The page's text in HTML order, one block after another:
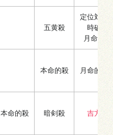
五黄殺
定位対冲
時破
月命殺
本命的殺 月命的殺
本命的殺 暗剣殺 吉方